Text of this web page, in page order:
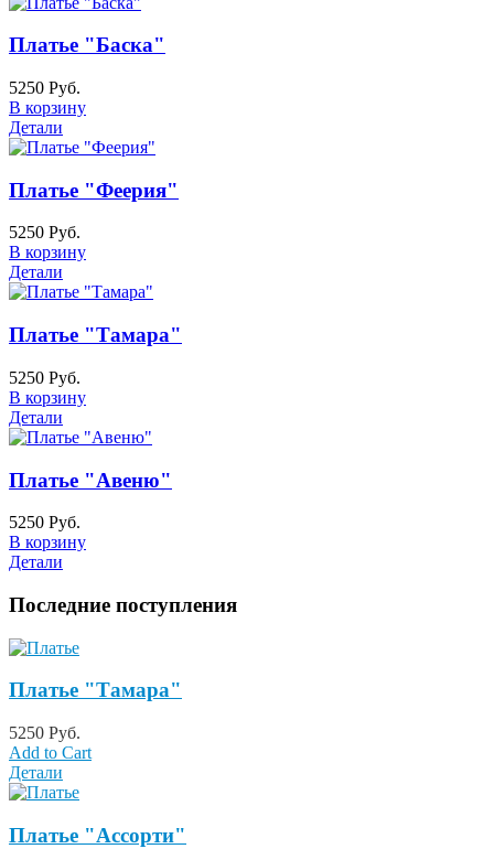
Платье "Баска"
5250 Руб.
В корзину
Детали
Платье "Феерия"
5250 Руб.
В корзину
Детали
Платье "Тамара"
5250 Руб.
В корзину
Детали
Платье "Авеню"
5250 Руб.
В корзину
Детали
Последние поступления
Платье "Тамара"
5250 Руб.
Add to Cart
Детали
Платье "Ассорти"